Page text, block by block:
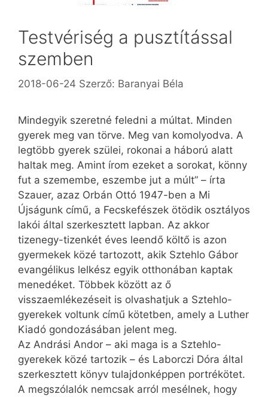
Testvériség a pusztítással
szemben
2018-06-24 Szerző: Baranyai Béla
Mindegyik szeretné feledni a múltat. Minden
gyerek meg van törve. Meg van komolyodva. A
legtöbb gyerek szülei, rokonai a háború alatt
haltak meg. Amint írom ezeket a sorokat, könny
fut a szemembe, eszembe jut a múlt” – írta
Szauer, azaz Orbán Ottó 1947-ben a Mi
Újságunk című, a Fecskefészek ötödik osztályos
lakói által szerkesztett lapban. Az akkor
tizenegy-tizenkét éves leendő költő is azon
gyermekek közé tartozott, akik Sztehlo Gábor
evangélikus lelkész egyik otthonában kaptak
menedéket. Többek között az ő
visszaemlékezéseit is olvashatjuk a Sztehlo-
gyerekek voltunk című kötetben, amely a Luther
Kiadó gondozásában jelent meg.
Az Andrási Andor – aki maga is a Sztehlo-
gyerekek közé tartozik – és Laborczi Dóra által
szerkesztett könyv tulajdonképpen portrékötet.
A megszólalók nemcsak arról mesélnek, hogy